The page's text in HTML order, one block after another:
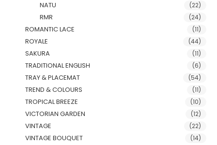
NATU (22)
RMR (24)
ROMANTIC LACE (11)
ROYALE (44)
SAKURA (11)
TRADITIONAL ENGLISH (6)
TRAY & PLACEMAT (54)
TREND & COLOURS (11)
TROPICAL BREEZE (10)
VICTORIAN GARDEN (12)
VINTAGE (22)
VINTAGE BOUQUET (14)